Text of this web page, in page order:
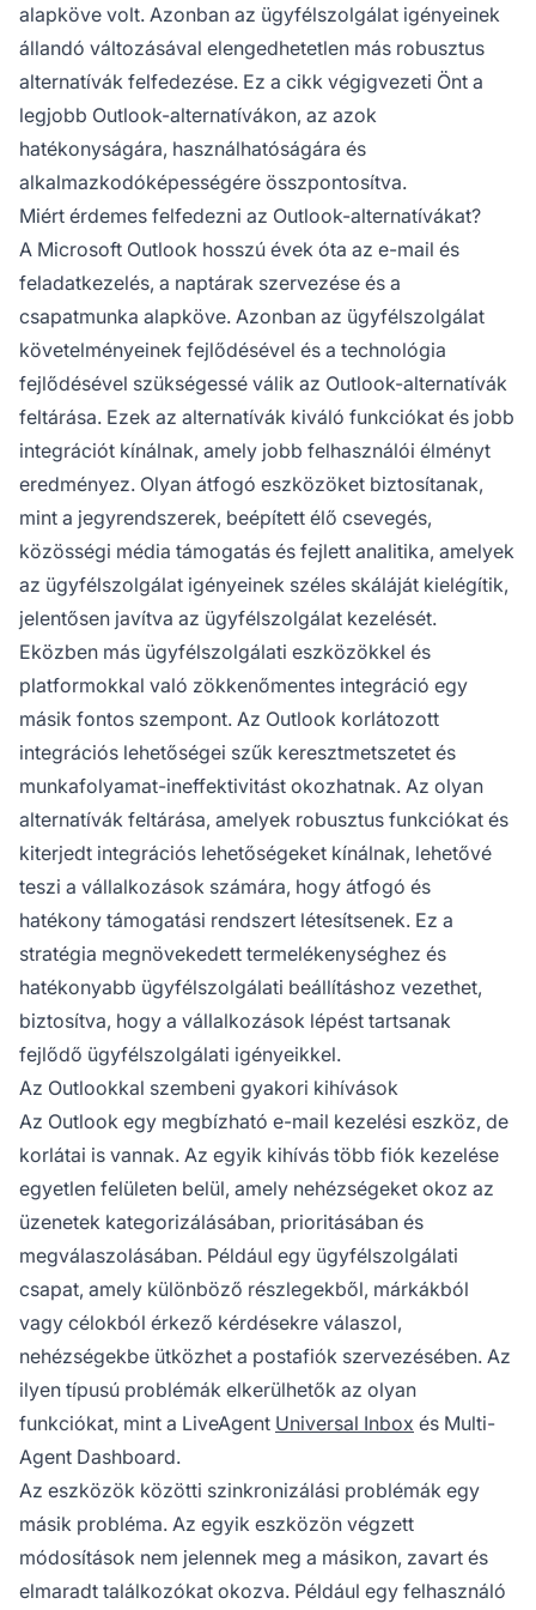
alapköve volt. Azonban az ügyfélszolgálat igényeinek
állandó változásával elengedhetetlen más robusztus
alternatívák felfedezése. Ez a cikk végigvezeti Önt a
legjobb Outlook-alternatívákon, az azok
hatékonyságára, használhatóságára és
alkalmazkodóképességére összpontosítva.
Miért érdemes felfedezni az Outlook-alternatívákat?
A Microsoft Outlook hosszú évek óta az e-mail és
feladatkezelés, a naptárak szervezése és a
csapatmunka alapköve. Azonban az ügyfélszolgálat
követelményeinek fejlődésével és a technológia
fejlődésével szükségessé válik az Outlook-alternatívák
feltárása. Ezek az alternatívák kiváló funkciókat és jobb
integrációt kínálnak, amely jobb felhasználói élményt
eredményez. Olyan átfogó eszközöket biztosítanak,
mint a jegyrendszerek, beépített élő csevegés,
közösségi média támogatás és fejlett analitika, amelyek
az ügyfélszolgálat igényeinek széles skáláját kielégítik,
jelentősen javítva az ügyfélszolgálat kezelését.
Eközben más ügyfélszolgálati eszközökkel és
platformokkal való zökkenőmentes integráció egy
másik fontos szempont. Az Outlook korlátozott
integrációs lehetőségei szűk keresztmetszetet és
munkafolyamat-ineffektivitást okozhatnak. Az olyan
alternatívák feltárása, amelyek robusztus funkciókat és
kiterjedt integrációs lehetőségeket kínálnak, lehetővé
teszi a vállalkozások számára, hogy átfogó és
hatékony támogatási rendszert létesítsenek. Ez a
stratégia megnövekedett termelékenységhez és
hatékonyabb ügyfélszolgálati beállításhoz vezethet,
biztosítva, hogy a vállalkozások lépést tartsanak
fejlődő ügyfélszolgálati igényeikkel.
Az Outlookkal szembeni gyakori kihívások
Az Outlook egy megbízható e-mail kezelési eszköz, de
korlátai is vannak. Az egyik kihívás több fiók kezelése
egyetlen felületen belül, amely nehézségeket okoz az
üzenetek kategorizálásában, prioritásában és
megválaszolásában. Például egy ügyfélszolgálati
csapat, amely különböző részlegekből, márkákból
vagy célokból érkező kérdésekre válaszol,
nehézségekbe ütközhet a postafiók szervezésében. Az
ilyen típusú problémák elkerülhetők az olyan
funkciókat, mint a LiveAgent Universal Inbox és Multi-
Agent Dashboard.
Az eszközök közötti szinkronizálási problémák egy
másik probléma. Az egyik eszközön végzett
módosítások nem jelennek meg a másikon, zavart és
elmaradt találkozókat okozva. Például egy felhasználó